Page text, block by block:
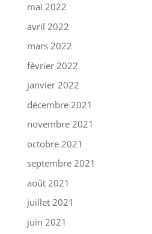
mai 2022
avril 2022
mars 2022
février 2022
janvier 2022
décembre 2021
novembre 2021
octobre 2021
septembre 2021
août 2021
juillet 2021
juin 2021